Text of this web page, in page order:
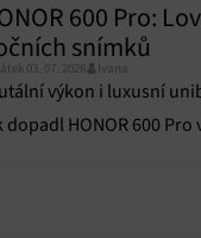
600 Pro:
snímků
03. 07. 2026 Ivana
výkon i luxusní
dopadl HONOR 600 Pro